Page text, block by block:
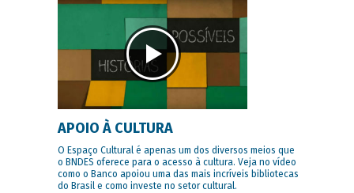
APOIO À CULTURA
O Espaço Cultural é apenas um dos diversos meios que
o BNDES oferece para o acesso à cultura. Veja no vídeo
como o Banco apoiou uma das mais incríveis bibliotecas
do Brasil e como investe no setor cultural.